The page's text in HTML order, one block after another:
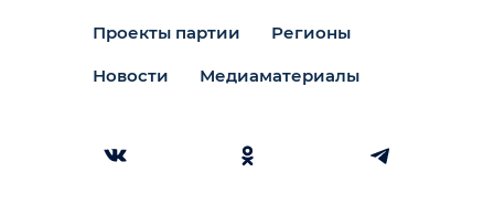
Проекты партии Регионы
Новости Медиаматериалы